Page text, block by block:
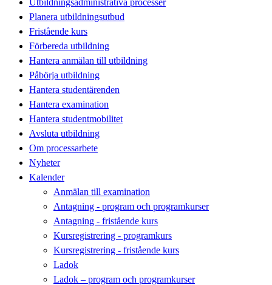
Planera utbildningsutbud
Fristående kurs
Förbereda utbildning
Hantera anmälan till utbildning
Påbörja utbildning
Hantera studentärenden
Hantera examination
Hantera studentmobilitet
Avsluta utbildning
Om processarbete
Nyheter
Kalender
Anmälan till examination
Antagning - program och programkurser
Antagning - fristående kurs
Kursregistrering - programkurs
Kursregistrering - fristående kurs
Ladok
Ladok – program och programkurser